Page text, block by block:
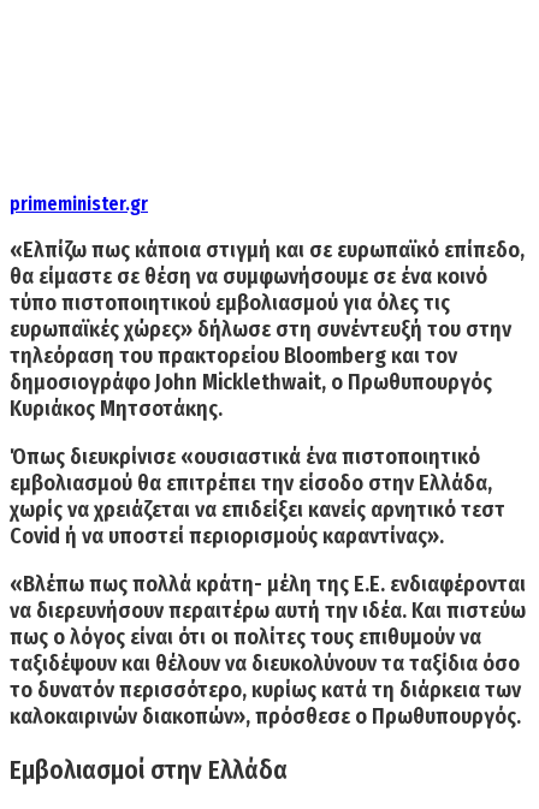
primeminister.gr
«Ελπίζω πως κάποια στιγμή και σε ευρωπαϊκό επίπεδο,
θα είμαστε σε θέση να συμφωνήσουμε σε ένα κοινό
τύπο πιστοποιητικού εμβολιασμού για όλες τις
ευρωπαϊκές χώρες» δήλωσε στη συνέντευξή του στην
τηλεόραση τουπρακτορείου Bloombergκαι τον
δημοσιογράφο John Micklethwait, ο Πρωθυπουργός
Κυριάκος Μητσοτάκης.
Όπως διευκρίνισε «ουσιαστικά ένα πιστοποιητικό
εμβολιασμού θα επιτρέπει την είσοδο στην Ελλάδα,
χωρίς να χρειάζεται να επιδείξει κανείς αρνητικό τεστ
Covid ή να υποστεί περιορισμούς καραντίνας».
«Βλέπω πως πολλά κράτη- μέλη της Ε.Ε. ενδιαφέρονται
να διερευνήσουν περαιτέρω αυτή την ιδέα. Και πιστεύω
πως ο λόγος είναι ότι οι πολίτες τους επιθυμούν να
ταξιδέψουν και θέλουν να διευκολύνουν τα ταξίδια όσο
το δυνατόν περισσότερο, κυρίως κατά τη διάρκεια των
καλοκαιρινών διακοπών», πρόσθεσε ο Πρωθυπουργός.
Εμβολιασμοί στην Ελλάδα